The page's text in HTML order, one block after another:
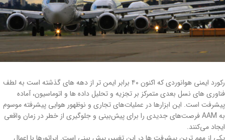
رکورد ایمنی هوانوردی که اکنون ۴۰ برابر ایمن تر از دهه های گذشته است به لطف
فناوری های نسل بعدی متمرکز بر تجزیه و تحلیل داده ها و اتوماسیون، آماده
پیشرفت است. این ابزارها در عملیات‌های تجاری و نوظهور هوایی پیشرفته موسوم
به AAM فرصت‌های جدیدی را برای پیش‌بینی و جلوگیری از خطر در زمان واقعی
ایجاد می‌کنند.